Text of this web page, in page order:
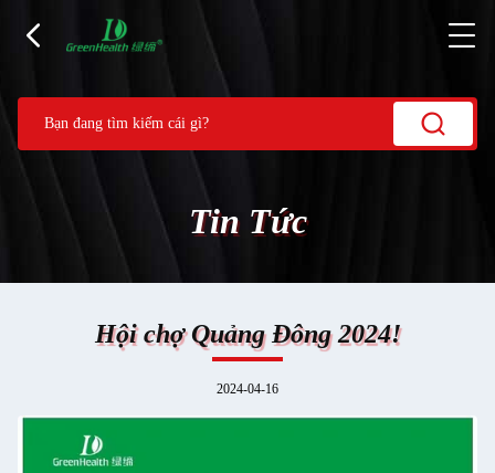
Tin Tức
Hội chợ Quảng Đông 2024!
2024-04-16